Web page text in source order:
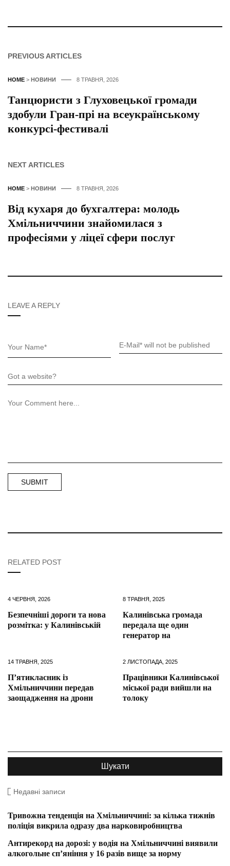
PREVIOUS ARTICLES
HOME > НОВИНИ 8 ТРАВНЯ, 2026
Танцюристи з Глуховецької громади
здобули Гран-прі на всеукраїнському
конкурсі-фестивалі
NEXT ARTICLES
HOME > НОВИНИ 8 ТРАВНЯ, 2026
Від кухаря до бухгалтера: молодь
Хмільниччини знайомилася з
професіями у ліцеї сфери послуг
LEAVE A REPLY
RELATED POST
4 ЧЕРВНЯ, 2026
Безпечніші дороги та нова
розмітка: у Калинівській
8 ТРАВНЯ, 2025
Калинівська громада
передала ще один
генератор на
14 ТРАВНЯ, 2025
П’ятикласник із
Хмільниччини передав
заощадження на дрони
2 ЛИСТОПАДА, 2025
Працівники Калинівської
міської ради вийшли на
толоку
Недавні записи
Тривожна тенденція на Хмільниччині: за кілька тижнів
поліція викрила одразу два нарковиробництва
Антирекорд на дорозі: у водія на Хмільниччині виявили
алкогольне сп’яніння у 16 разів вище за норму